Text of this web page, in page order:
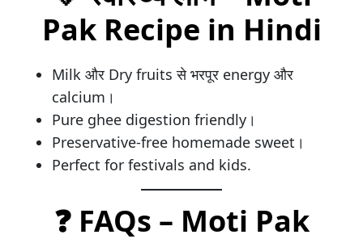
Pak Recipe in Hindi
Milk और Dry fruits से भरपूर energy और
calcium।
Pure ghee digestion friendly।
Preservative-free homemade sweet।
Perfect for festivals and kids.
❓ FAQs – Moti Pak